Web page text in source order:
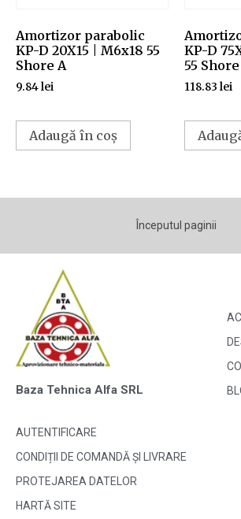
Amortizor parabolic
KP-D 20X15 | M6x18 55
Shore A
9.84lei
Adaugă în coș
KP-D
55
118.83 lei
Începutul paginii
Baza Tehnica Alfa SRL
AUTENTIFICARE
CONDIȚII DE COMANDĂ ȘI LIVRARE
PROTEJAREA DATELOR
HARTĂ SITE